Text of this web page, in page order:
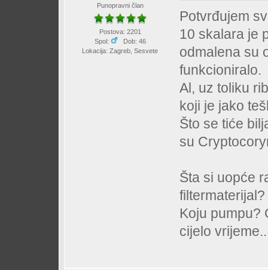
Punopravni član
Postova: 2201
Spol:
Dob: 46
Lokacija: Zagreb, Sesvete
Potvrđujem
10 skalara je
odmalena su
funkcioniralo.
Al, uz toliku
koji je jako
Što se tiće
su
Šta si uopće
Koju pumpu?
cijelo